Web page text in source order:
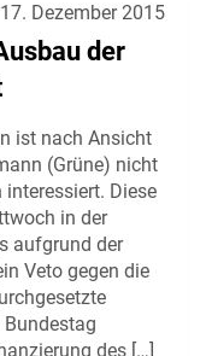
Dezember 2015
der
ist nach Ansicht
(Grüne) nicht
Diese
in der
aufgrund der
Veto gegen die
des […]